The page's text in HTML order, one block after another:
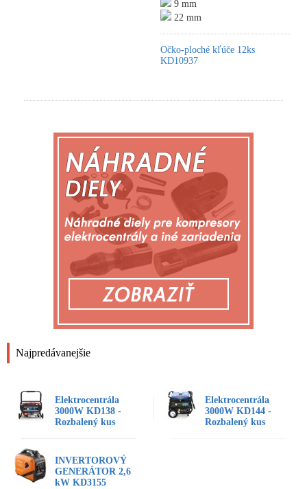
Najpredávanejšie
Elektrocentrála
3000W KD138 -
Rozbalený kus
Elektrocentrála
3000W KD144 -
Rozbalený kus
INVERTOROVÝ
GENERÁTOR 2,6
kW KD3155
9 mm
22 mm
Očko-ploché kľúče 12ks
KD10937